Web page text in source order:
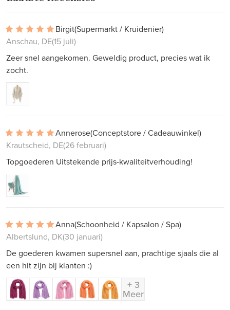
Birgit(Supermarkt / Kruidenier)
Anschau, DE(15 juli)
Zeer snel aangekomen. Geweldig product, precies wat ik
zocht.
Annerose(Conceptstore / Cadeauwinkel)
Krautscheid, DE(26 februari)
Topgoederen Uitstekende prijs-kwaliteitverhouding!
Anna(Schoonheid / Kapsalon / Spa)
Albertslund, DK(30 januari)
De goederen kwamen supersnel aan, prachtige sjaals die al
een hit zijn bij klanten :)
+ 3
Meer